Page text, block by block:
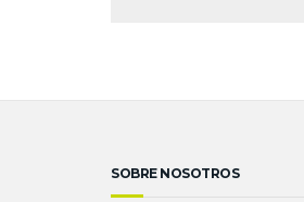
SOBRE NOSOTROS